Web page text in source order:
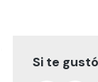
Si te